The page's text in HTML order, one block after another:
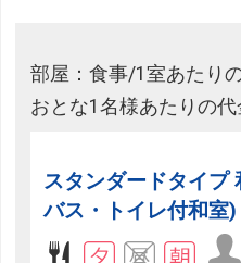
部屋：食事/1室あたり
おとな1名様あたりの代
スタンダードタイプ
バス・トイレ付和室)